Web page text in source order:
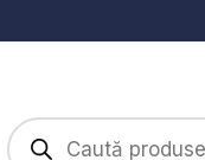
Products
search